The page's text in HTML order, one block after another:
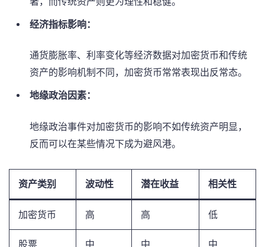
经济指标影响：
通货膨胀率、利率变化等经济数据对加密货币和传统
资产的影响机制不同，加密货币常常表现出反常态。
地缘政治因素：
地缘政治事件对加密货币的影响不如传统资产明显，
反而可以在某些情况下成为避风港。
资产类别 波动性 潜在收益 相关性
加密货币 高 高 低
股票 中 中 中